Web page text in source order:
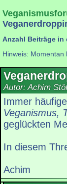
Anzahl Beiträge in
Hinweis: Momentan
Autor: Achim
Immer
Veganismus,
geglückten
In diesem
Achim